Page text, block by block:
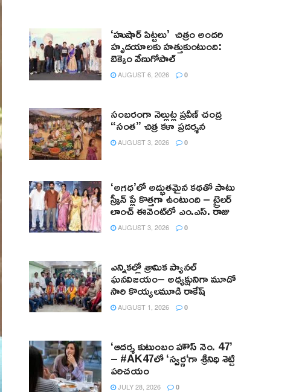
‘హుషార్‌ పిట్టలు’ చిత్రం అందరి
హృదయాలకు హత్తుకుంటుంది:
బెక్కెం వేణుగోపాల్‌
AUGUST 6, 2026 0
సంబరంగా నెల్లుట్ల ప్రవీణ్ చంద్ర
“సంత” చిత్ర కళా ప్రదర్శన
AUGUST 3, 2026 0
‘అగధ’లో అద్భుతమైన కథతో పాటు
స్క్రీన్ ప్లే కొత్తగా ఉంటుంది – ట్రైలర్
లాంచ్ ఈవెంట్‌లో ఎం.ఎస్. రాజు
AUGUST 3, 2026 0
ఎన్నికల్లో శ్రామిక ప్యానల్‌
ఘనవిజయం– అధ్యక్షునిగా మూడో
సారి కొయ్యలమూడి రాకేష్‌
AUGUST 1, 2026 0
‘ఆదర్శ కుటుంబం హౌస్ నెం. 47’
– #AK47లో ‘స్వర్ణ‘గా శ్రీనిధి శెట్టి
పరిచయం
JULY 28, 2026 0